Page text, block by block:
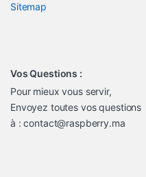
Sitemap
Vos Questions :
Pour mieux vous servir,
Envoyez toutes vos questions
à : contact@raspberry.ma